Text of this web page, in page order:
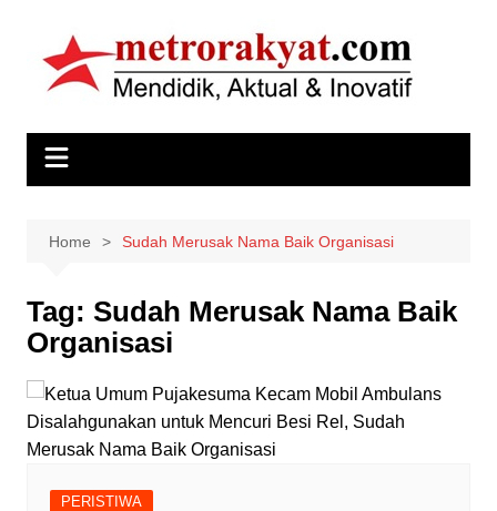
content
Home Sudah Merusak Nama Baik Organisasi
Tag: Sudah Merusak Nama Baik
Organisasi
PERISTIWA